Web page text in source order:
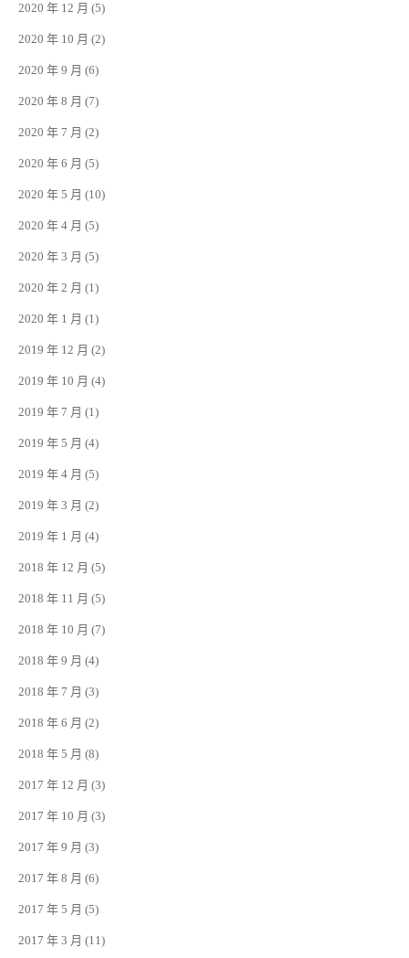
2020 年 12 月 (5)
2020 年 10 月 (2)
2020 年 9 月 (6)
2020 年 8 月 (7)
2020 年 7 月 (2)
2020 年 6 月 (5)
2020 年 5 月 (10)
2020 年 4 月 (5)
2020 年 3 月 (5)
2020 年 2 月 (1)
2020 年 1 月 (1)
2019 年 12 月 (2)
2019 年 10 月 (4)
2019 年 7 月 (1)
2019 年 5 月 (4)
2019 年 4 月 (5)
2019 年 3 月 (2)
2019 年 1 月 (4)
2018 年 12 月 (5)
2018 年 11 月 (5)
2018 年 10 月 (7)
2018 年 9 月 (4)
2018 年 7 月 (3)
2018 年 6 月 (2)
2018 年 5 月 (8)
2017 年 12 月 (3)
2017 年 10 月 (3)
2017 年 9 月 (3)
2017 年 8 月 (6)
2017 年 5 月 (5)
2017 年 3 月 (11)